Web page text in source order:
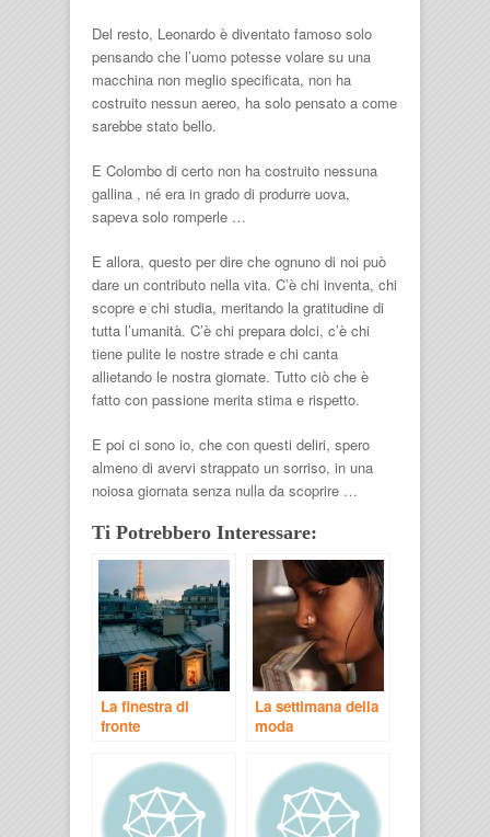
Del resto, Leonardo è diventato famoso solo
pensando che l’uomo potesse volare su una
macchina non meglio specificata, non ha
costruito nessun aereo, ha solo pensato a come
sarebbe stato bello.
E Colombo di certo non ha costruito nessuna
gallina , né era in grado di produrre uova,
sapeva solo romperle …
E allora, questo per dire che ognuno di noi può
dare un contributo nella vita. C’è chi inventa, chi
scopre e chi studia, meritando la gratitudine di
tutta l’umanità. C’è chi prepara dolci, c’è chi
tiene pulite le nostre strade e chi canta
allietando le nostra giornate. Tutto ciò che è
fatto con passione merita stima e rispetto.
E poi ci sono io, che con questi deliri, spero
almeno di avervi strappato un sorriso, in una
noiosa giornata senza nulla da scoprire …
Ti Potrebbero Interessare:
La finestra di
fronte
La settimana della
moda